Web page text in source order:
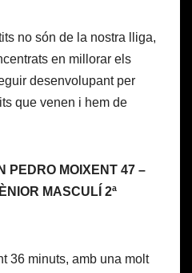
no són de la nostra lliga,
en millorar els
desenvolupant per
que venen i hem de
PEDRO MOIXENT 47 –
MASCULÍ 2ª
36 minuts, amb una molt